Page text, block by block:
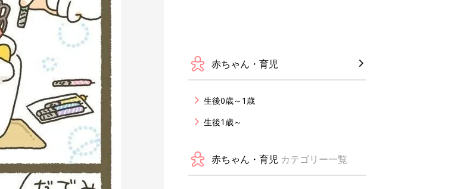
赤ちゃん・育児
生後0歳～1歳
生後1歳～
赤ちゃん・育児 カテゴリー一覧